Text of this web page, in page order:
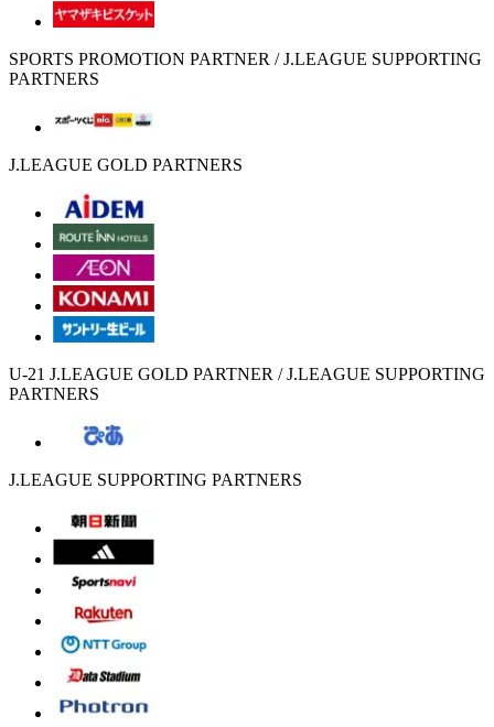
SPORTS PROMOTION PARTNER / J.LEAGUE SUPPORTING
PARTNERS
J.LEAGUE GOLD PARTNERS
U-21 J.LEAGUE GOLD PARTNER / J.LEAGUE SUPPORTING
PARTNERS
J.LEAGUE SUPPORTING PARTNERS